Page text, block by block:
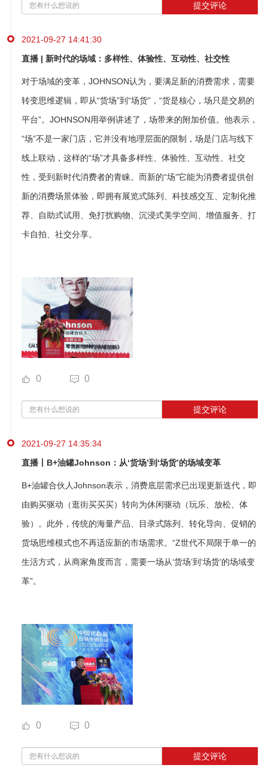
提交评论
2021-09-27 14:41:30
直播 | 新时代的场域：多样性、体验性、互动性、社交性
对于场域的变革，JOHNSON认为，要满足新的消费需求，需要
转变思维逻辑，即从“货场”到“场货”，“货是核心，场只是交易的
平台”。JOHNSON用举例讲述了，场带来的附加价值。他表示，
“场”不是一家门店，它并没有地理层面的限制，场是门店与线下
线上联动，这样的“场”才具备多样性、体验性、互动性、社交
性，受到新时代消费者的青睐。而新的“场”它能为消费者提供创
新的消费场景体验，即拥有展览式陈列、科技感交互、定制化推
荐、自助式试用、免打扰购物、沉浸式美学空间、增值服务、打
卡自拍、社交分享。
0 0
提交评论
2021-09-27 14:35:34
直播丨B+油罐Johnson：从‘货场’到‘场货’的场域变革
B+油罐合伙人Johnson表示，消费底层需求已出现更新迭代，即
由购买驱动（逛街买买买）转向为休闲驱动（玩乐、放松、体
验）。此外，传统的海量产品、目录式陈列、转化导向、促销的
货场思维模式也不再适应新的市场需求。“Z世代不局限于单一的
生活方式，从商家角度而言，需要一场从‘货场’到‘场货’的场域变
革”。
0 0
提交评论